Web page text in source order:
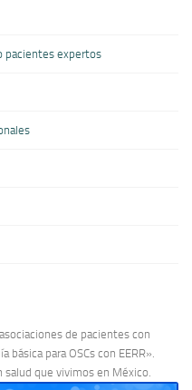
pacientes expertos
de pacientes con
básica para OSCs con EERR».
salud que vivimos en México.